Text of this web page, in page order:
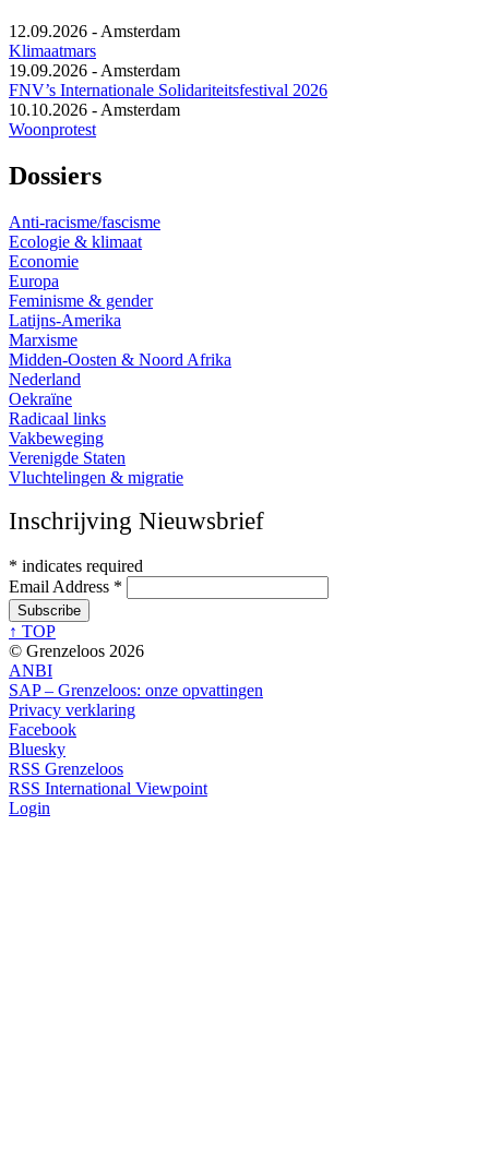
12.09.2026 - Amsterdam
Klimaatmars
19.09.2026 - Amsterdam
FNV’s Internationale Solidariteitsfestival 2026
10.10.2026 - Amsterdam
Woonprotest
Dossiers
Anti-racisme/fascisme
Ecologie & klimaat
Economie
Europa
Feminisme & gender
Latijns-Amerika
Marxisme
Midden-Oosten & Noord Afrika
Nederland
Oekraïne
Radicaal links
Vakbeweging
Verenigde Staten
Vluchtelingen & migratie
Inschrijving Nieuwsbrief
* indicates required
Email Address *
↑ TOP
© Grenzeloos 2026
ANBI
SAP – Grenzeloos: onze opvattingen
Privacy verklaring
Facebook
Bluesky
RSS Grenzeloos
RSS International Viewpoint
Login